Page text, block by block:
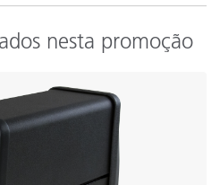
nesta promoção